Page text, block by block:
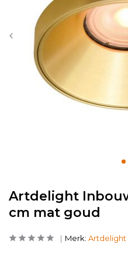
Artdelight
cm mat goud
Merk: Artdelight